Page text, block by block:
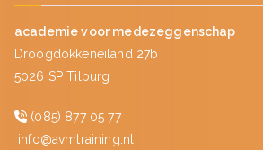
academie voor medezeggenschap
Droogdokkeneiland 27b
5026 SP Tilburg
(085) 877 05 77
info@avmtraining.nl